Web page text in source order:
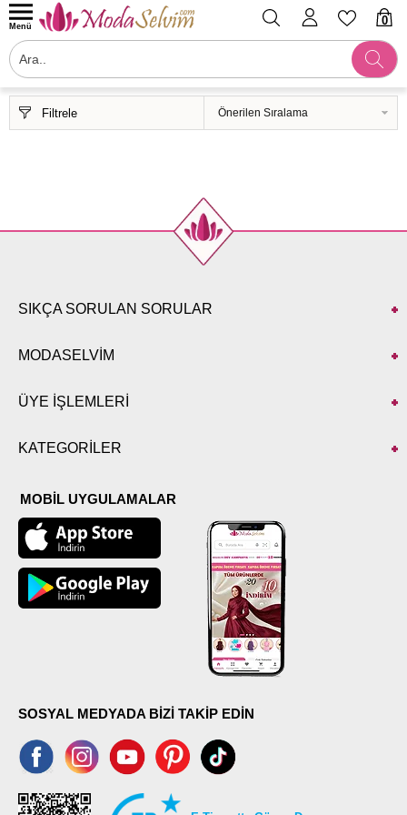
0
Menü
Filtrele
SIKÇA SORULAN SORULAR
MODASELVİM
ÜYE İŞLEMLERİ
KATEGORİLER
MOBİL UYGULAMALAR
SOSYAL MEDYADA BİZİ TAKİP EDİN